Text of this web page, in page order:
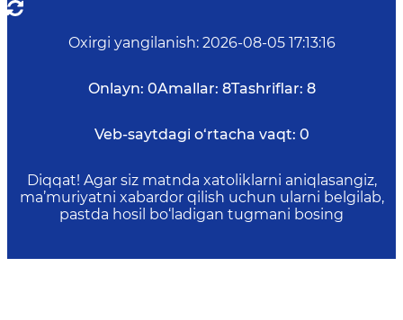
Oxirgi yangilanish: 2026-08-05 17:13:16
Onlayn: 0Amallar: 8Tashriflar: 8
Veb-saytdagi o‘rtacha vaqt: 0
Diqqat! Agar siz matnda xatoliklarni aniqlasangiz,
ma’muriyatni xabardor qilish uchun ularni belgilab,
pastda hosil bo‘ladigan tugmani bosing